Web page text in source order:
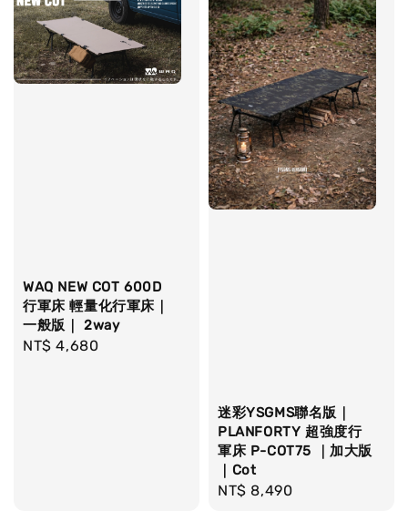
WAQ NEW COT 600D
行軍床 輕量化行軍床｜
一般版｜ 2way
Regular
NT$ 4,680
迷彩YSGMS聯名版｜
PLANFORTY 超強度行
軍床 P-COT75 ｜加大版
｜Cot
Regular
NT$ 8,490